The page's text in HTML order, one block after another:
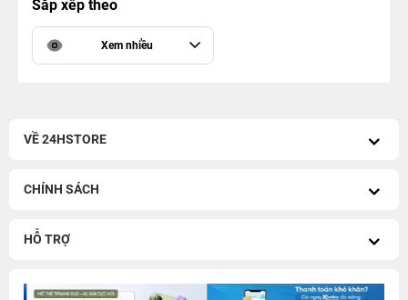
Sắp xếp theo
Xem nhiều
VỀ 24HSTORE
CHÍNH SÁCH
HỖ TRỢ